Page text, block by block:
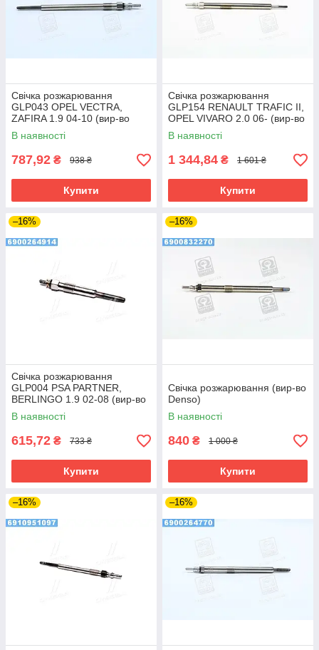
Свічка розжарювання
GLP043 OPEL VECTRA,
ZAFIRA 1.9 04-10 (вир-во
BOSCH)
В наявності
787,92 ₴ 938 ₴
Купити
Свічка розжарювання
GLP154 RENAULT TRAFIC II,
OPEL VIVARO 2.0 06- (вир-во
BOSCH)
В наявності
1 344,84 ₴ 1 601 ₴
Купити
–16%
Свічка розжарювання
GLP004 PSA PARTNER,
BERLINGO 1.9 02-08 (вир-во
BOSCH)
В наявності
615,72 ₴ 733 ₴
Купити
–16%
Свічка розжарювання (вир-во
Denso)
В наявності
840 ₴ 1 000 ₴
Купити
–16% –16%